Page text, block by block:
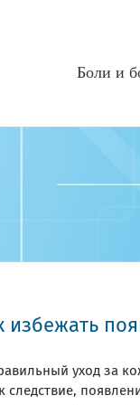
Боли и
избежать
уход за
следствие,